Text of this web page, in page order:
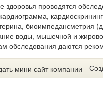
здоровья проводятся
биоимпедансметрия
воды, мышечной и
обследования даются